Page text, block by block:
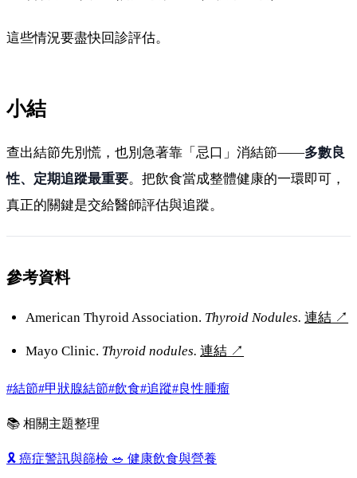
這些情況要盡快回診評估。
小結
查出結節先別慌，也別急著靠「忌口」消結節——多數良
性、定期追蹤最重要。把飲食當成整體健康的一環即可，
真正的關鍵是交給醫師評估與追蹤。
參考資料
American Thyroid Association. Thyroid Nodules. 連結 ↗
Mayo Clinic. Thyroid nodules. 連結 ↗
#結節#甲狀腺結節#飲食#追蹤#良性腫瘤
📚 相關主題整理
🎗️ 癌症警訊與篩檢 🥗 健康飲食與營養